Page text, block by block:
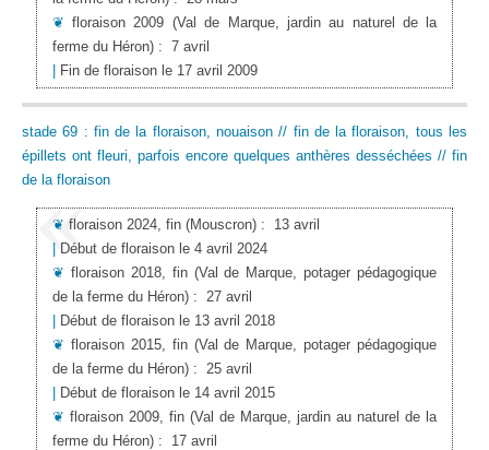
❦floraison 2009 (Val de Marque, jardin au naturel de la
ferme du Héron): 7 avril
Fin de floraison le 17 avril 2009
stade 69 : fin de la floraison, nouaison // fin de la floraison, tous les
épillets ont fleuri, parfois encore quelques anthères desséchées // fin
de la floraison
❦ floraison 2024, fin (Mouscron): 13 avril
| Début de floraison le 4 avril 2024
❦ floraison 2018, fin (Val de Marque, potager pédagogique
de la ferme du Héron): 27 avril
| Début de floraison le 13 avril 2018
❦ floraison 2015, fin (Val de Marque, potager pédagogique
de la ferme du Héron): 25 avril
| Début de floraison le 14 avril 2015
❦ floraison 2009, fin (Val de Marque, jardin au naturel de la
ferme du Héron): 17 avril